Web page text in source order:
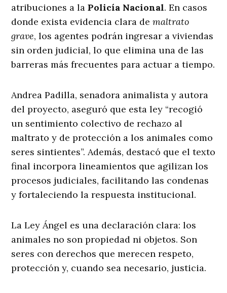
atribuciones a laPolicía Nacional. En casos
donde exista evidencia clara demaltrato
grave, los agentes podrán ingresar a viviendas
sin orden judicial, lo que elimina una de las
barreras más frecuentes para actuar a tiempo.
Andrea Padilla, senadora animalista y autora
del proyecto, aseguró que esta ley “recogió
un sentimiento colectivo de rechazo al
maltrato y de protección a los animales como
seres sintientes”. Además, destacó que el texto
final incorpora lineamientos que agilizan los
procesos judiciales, facilitando las condenas
y fortaleciendo la respuesta institucional.
La Ley Ángel es una declaración clara: los
animales no son propiedad ni objetos. Son
seres con derechos que merecen respeto,
protección y, cuando sea necesario, justicia.